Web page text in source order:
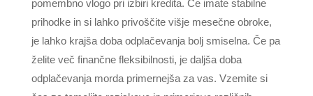
pomembno vlogo pri izbiri kredita. Če imate stabilne
prihodke in si lahko privoščite višje mesečne obroke,
je lahko krajša doba odplačevanja bolj smiselna. Če pa
želite več finančne fleksibilnosti, je daljša doba
odplačevanja morda primernejša za vas. Vzemite si